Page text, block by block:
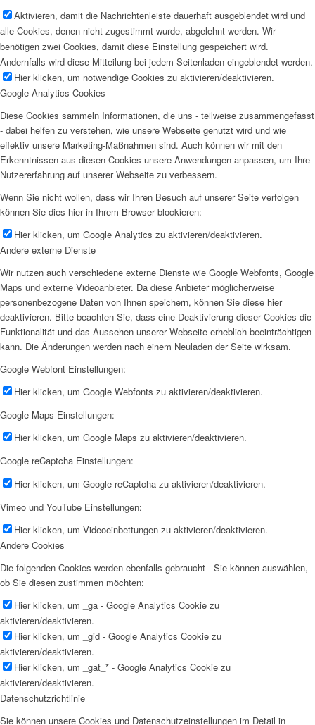
Aktivieren, damit die Nachrichtenleiste dauerhaft ausgeblendet wird und
alle Cookies, denen nicht zugestimmt wurde, abgelehnt werden. Wir
benötigen zwei Cookies, damit diese Einstellung gespeichert wird.
Andernfalls wird diese Mitteilung bei jedem Seitenladen eingeblendet werden.
Hier klicken, um notwendige Cookies zu aktivieren/deaktivieren.
Google Analytics Cookies
Diese Cookies sammeln Informationen, die uns - teilweise zusammengefasst
- dabei helfen zu verstehen, wie unsere Webseite genutzt wird und wie
effektiv unsere Marketing-Maßnahmen sind. Auch können wir mit den
Erkenntnissen aus diesen Cookies unsere Anwendungen anpassen, um Ihre
Nutzererfahrung auf unserer Webseite zu verbessern.
Wenn Sie nicht wollen, dass wir Ihren Besuch auf unserer Seite verfolgen
können Sie dies hier in Ihrem Browser blockieren:
Hier klicken, um Google Analytics zu aktivieren/deaktivieren.
Andere externe Dienste
Wir nutzen auch verschiedene externe Dienste wie Google Webfonts, Google
Maps und externe Videoanbieter. Da diese Anbieter möglicherweise
personenbezogene Daten von Ihnen speichern, können Sie diese hier
deaktivieren. Bitte beachten Sie, dass eine Deaktivierung dieser Cookies die
Funktionalität und das Aussehen unserer Webseite erheblich beeinträchtigen
kann. Die Änderungen werden nach einem Neuladen der Seite wirksam.
Google Webfont Einstellungen:
Hier klicken, um Google Webfonts zu aktivieren/deaktivieren.
Google Maps Einstellungen:
Hier klicken, um Google Maps zu aktivieren/deaktivieren.
Google reCaptcha Einstellungen:
Hier klicken, um Google reCaptcha zu aktivieren/deaktivieren.
Vimeo und YouTube Einstellungen:
Hier klicken, um Videoeinbettungen zu aktivieren/deaktivieren.
Andere Cookies
Die folgenden Cookies werden ebenfalls gebraucht - Sie können auswählen,
ob Sie diesen zustimmen möchten:
Hier klicken, um _ga - Google Analytics Cookie zu
aktivieren/deaktivieren.
Hier klicken, um _gid - Google Analytics Cookie zu
aktivieren/deaktivieren.
Hier klicken, um _gat_* - Google Analytics Cookie zu
aktivieren/deaktivieren.
Datenschutzrichtlinie
Sie können unsere Cookies und Datenschutzeinstellungen im Detail in